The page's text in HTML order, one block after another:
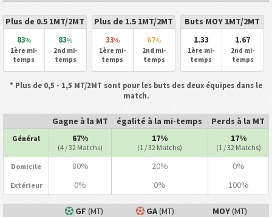
Plus de 0.5 1MT/2MT
83%
1ère mi-
temps
83%
2nd mi-
temps
Plus de 1.5 1MT/2MT
33%
1ère mi-
temps
67%
2nd mi-
temps
Buts MOY 1MT/2MT
1.33
1ère mi-
temps
1.67
2nd mi-
temps
* Plus de 0,5 - 1,5 MT/2MT sont pour les buts des deux équipes dans le
match.
Gagne à la MT égalité à la mi-temps Perds à la MT
Général 67%
(4 / 32 Matchs)
17%
(1 / 32 Matchs)
17%
(1 / 32 Matchs)
Domicile 80% 20% 0%
Extérieur 0% 0% 100%
GF (MT) GA(MT) MOY(MT)